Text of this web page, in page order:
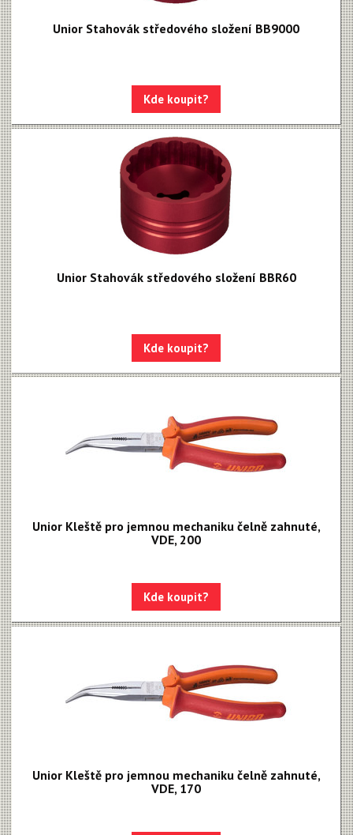
Unior Stahovák středového složení BB9000
Kde koupit?
Unior Stahovák středového složení BBR60
Kde koupit?
Unior Kleště pro jemnou mechaniku čelně zahnuté,
VDE, 200
Kde koupit?
Unior Kleště pro jemnou mechaniku čelně zahnuté,
VDE, 170